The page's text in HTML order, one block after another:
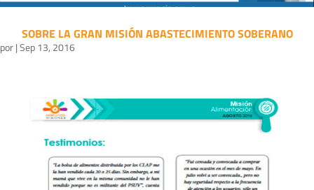
SOBRE LA GRAN MISIÓN ABASTECIMIENTO SOBERANO
por|Sep 13, 2016